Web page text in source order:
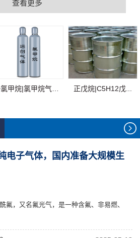
查看更多
正戊烷|C5H12戊...
电子气体，国内准备大规模生
氟，又名氟光气，是一种含氟、非易燃、